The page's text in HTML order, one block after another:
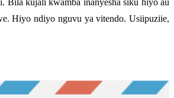
Bila kujali kwamba inanyesha siku hiyo au
Hiyo ndiyo nguvu ya vitendo. Usiipuziie,